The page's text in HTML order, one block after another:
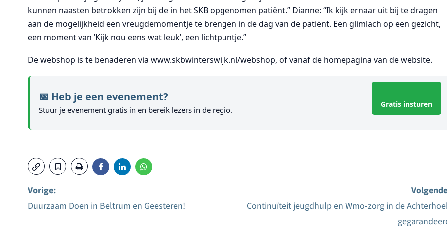
kunnen naasten betrokken zijn bij de in het SKB opgenomen patiënt.” Dianne: “Ik kijk ernaar uit bij te dragen
aan de mogelijkheid een vreugdemomentje te brengen in de dag van de patiënt. Een glimlach op een gezicht,
een moment van ’Kijk nou eens wat leuk’, een lichtpuntje.”
De webshop is te benaderen via www.skbwinterswijk.nl/webshop, of vanaf de homepagina van de website.
📅 Heb je een evenement?
Stuur je evenement gratis in en bereik lezers in de regio.
Gratis insturen
Vorige:
Duurzaam Doen in Beltrum en Geesteren!
Continuïteit jeugdhulp en Wmo-zorg in de